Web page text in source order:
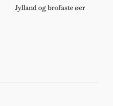
Jylland og brofaste øer